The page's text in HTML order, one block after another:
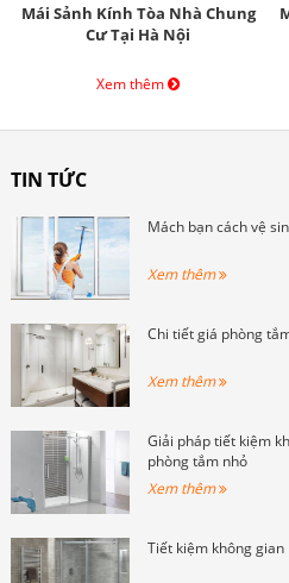
Mái Sảnh Kính Tòa Nhà Chung
Cư Tại Hà Nội
Xem thêm
TIN TỨC
Mách bạn cách vệ
Xem thêm
Chi tiết giá phòng
Xem thêm
Giải pháp tiết kiệm
phòng tắm nhỏ
Xem thêm
Tiết kiệm không